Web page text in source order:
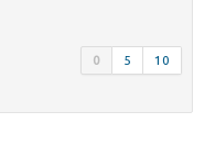
0 5 10